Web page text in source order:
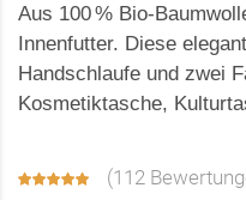
Aus 100 % Bio-
Innenfutter. Diese
Handschlaufe und zwei
Kosmetiktasche,
(112